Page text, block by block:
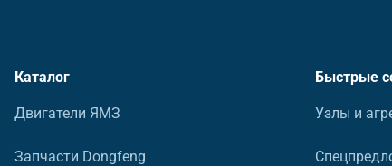
Каталог
Двигатели ЯМЗ
Запчасти Dongfeng
Быстрые
Узлы и